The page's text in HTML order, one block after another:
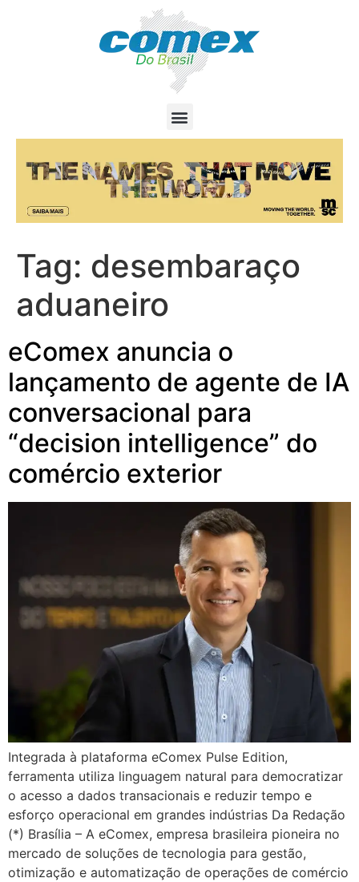
Tag: desembaraço
aduaneiro
eComex anuncia o
lançamento de agente de IA
conversacional para
“decision intelligence” do
comércio exterior
Integrada à plataforma eComex Pulse Edition,
ferramenta utiliza linguagem natural para democratizar
o acesso a dados transacionais e reduzir tempo e
esforço operacional em grandes indústrias Da Redação
(*) Brasília – A eComex, empresa brasileira pioneira no
mercado de soluções de tecnologia para gestão,
otimização e automatização de operações de comércio